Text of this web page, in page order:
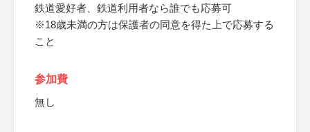
鉄道愛好者、鉄道利用者なら誰でも応募可
※18歳未満の方は保護者の同意を得た上で応募する
こと
参加費
無し